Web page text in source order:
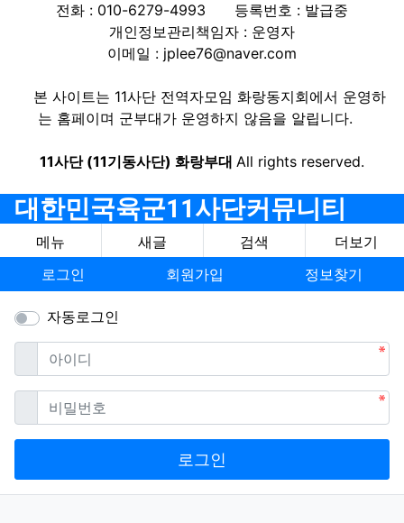
전화 : 010-6279-4993
등록번호 : 발급중
개인정보관리책임자 : 운영자
이메일 : jplee76@naver.com
본 사이트는 11사단 전역자모임 화랑동지회에서 운영하
는 홈페이며 군부대가 운영하지 않음을 알립니다.
11사단 (11기동사단) 화랑부대 All rights reserved.
대한민국육군11사단커뮤니티
메뉴 새글 검색
더보기
로그인
회원가입 정보찾기
자동로그인
아이디필수
비밀번호필수
로그인